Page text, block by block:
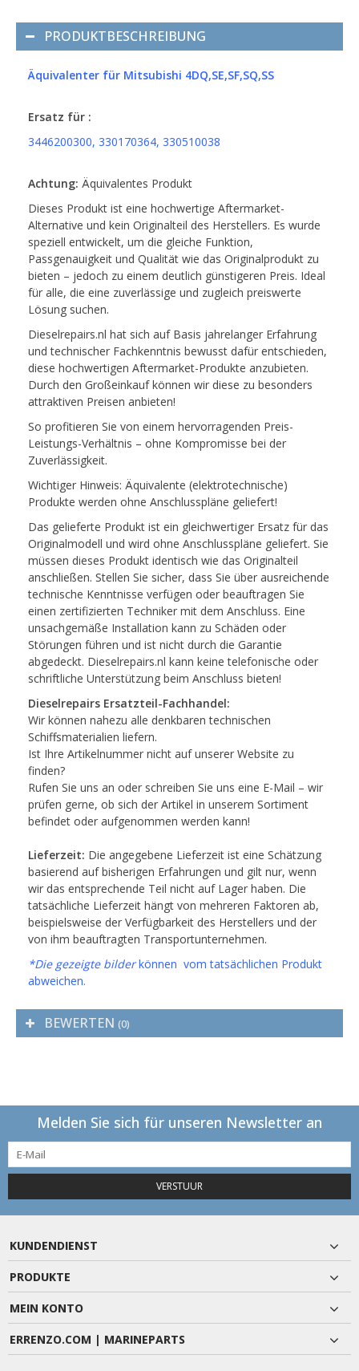
PRODUKTBESCHREIBUNG
Äquivalenter für Mitsubishi 4DQ,SE,SF,SQ,SS
Ersatz für :
3446200300, 330170364, 330510038
Achtung: Äquivalentes Produkt
Dieses Produkt ist eine hochwertige Aftermarket-
Alternative und kein Originalteil des Herstellers. Es wurde
speziell entwickelt, um die gleiche Funktion,
Passgenauigkeit und Qualität wie das Originalprodukt zu
bieten – jedoch zu einem deutlich günstigeren Preis. Ideal
für alle, die eine zuverlässige und zugleich preiswerte
Lösung suchen.
Dieselrepairs.nl hat sich auf Basis jahrelanger Erfahrung
und technischer Fachkenntnis bewusst dafür entschieden,
diese hochwertigen Aftermarket-Produkte anzubieten.
Durch den Großeinkauf können wir diese zu besonders
attraktiven Preisen anbieten!
So profitieren Sie von einem hervorragenden Preis-
Leistungs-Verhältnis – ohne Kompromisse bei der
Zuverlässigkeit.
Wichtiger Hinweis: Äquivalente (elektrotechnische)
Produkte werden ohne Anschlusspläne geliefert!
Das gelieferte Produkt ist ein gleichwertiger Ersatz für das
Originalmodell und wird ohne Anschlusspläne geliefert. Sie
müssen dieses Produkt identisch wie das Originalteil
anschließen. Stellen Sie sicher, dass Sie über ausreichende
technische Kenntnisse verfügen oder beauftragen Sie
einen zertifizierten Techniker mit dem Anschluss. Eine
unsachgemäße Installation kann zu Schäden oder
Störungen führen und ist nicht durch die Garantie
abgedeckt. Dieselrepairs.nl kann keine telefonische oder
schriftliche Unterstützung beim Anschluss bieten!
Dieselrepairs Ersatzteil-Fachhandel:
Wir können nahezu alle denkbaren technischen
Schiffsmaterialien liefern.
Ist Ihre Artikelnummer nicht auf unserer Website zu
finden?
Rufen Sie uns an oder schreiben Sie uns eine E-Mail – wir
prüfen gerne, ob sich der Artikel in unserem Sortiment
befindet oder aufgenommen werden kann!
Lieferzeit: Die angegebene Lieferzeit ist eine Schätzung
basierend auf bisherigen Erfahrungen und gilt nur, wenn
wir das entsprechende Teil nicht auf Lager haben. Die
tatsächliche Lieferzeit hängt von mehreren Faktoren ab,
beispielsweise der Verfügbarkeit des Herstellers und der
von ihm beauftragten Transportunternehmen.
*Die gezeigte bilderkönnen vom tatsächlichen Produkt
abweichen.
BEWERTEN (0)
Melden Sie sich für unseren Newsletter an
VERSTUUR
KUNDENDIENST
PRODUKTE
MEIN KONTO
ERRENZO.COM | MARINEPARTS